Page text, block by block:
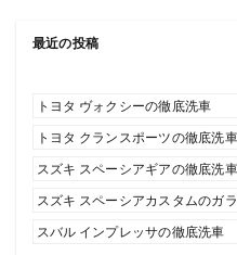
最近の投稿
トヨタ ヴォクシーの徹底洗車
トヨタ クランスポーツの徹底洗車
スズキ スペーシアギアの徹底洗車
スズキ スペーシアカスタムのガ
スバル インプレッサの徹底洗車